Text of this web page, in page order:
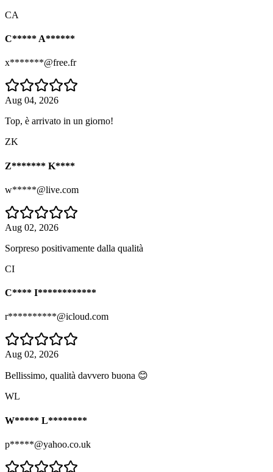
CA
C***** A******
x*******@free.fr
Aug 04, 2026
Top, è arrivato in un giorno!
ZK
Z******* K****
w*****@live.com
Aug 02, 2026
Sorpreso positivamente dalla qualità
CI
C**** I************
r**********@icloud.com
Aug 02, 2026
Bellissimo, qualità davvero buona 😊
WL
W***** L********
p*****@yahoo.co.uk